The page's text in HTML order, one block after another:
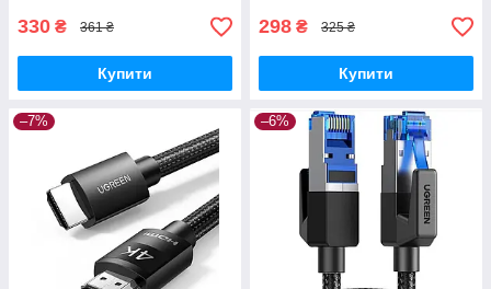
330 ₴ 361 ₴
Купити
298 ₴ 325 ₴
Купити
–7% –6%